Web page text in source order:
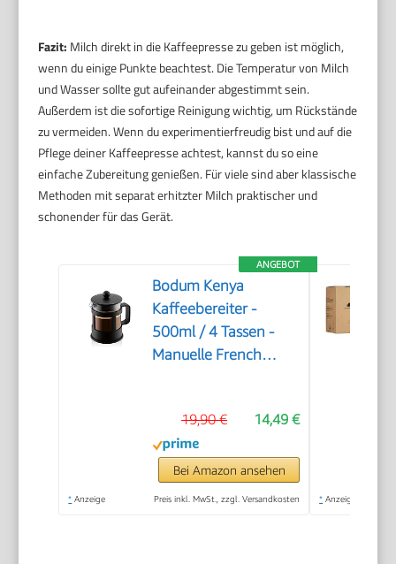
Fazit: Milch direkt in die Kaffeepresse zu geben ist möglich,
wenn du einige Punkte beachtest. Die Temperatur von Milch
und Wasser sollte gut aufeinander abgestimmt sein.
Außerdem ist die sofortige Reinigung wichtig, um Rückstände
zu vermeiden. Wenn du experimentierfreudig bist und auf die
Pflege deiner Kaffeepresse achtest, kannst du so eine
einfache Zubereitung genießen. Für viele sind aber klassische
Methoden mit separat erhitzter Milch praktischer und
schonender für das Gerät.
ANGEBOT
Bodum Kenya
Kaffeebereiter -
500ml / 4 Tassen -
Manuelle French
Edelstahl -
Spülmaschinenfest -
Made in Portugal
14,49 €
19,90 €
Bei Amazon ansehen
* Anzeige Preis inkl. MwSt., zzgl. Versandkosten * Anzeige